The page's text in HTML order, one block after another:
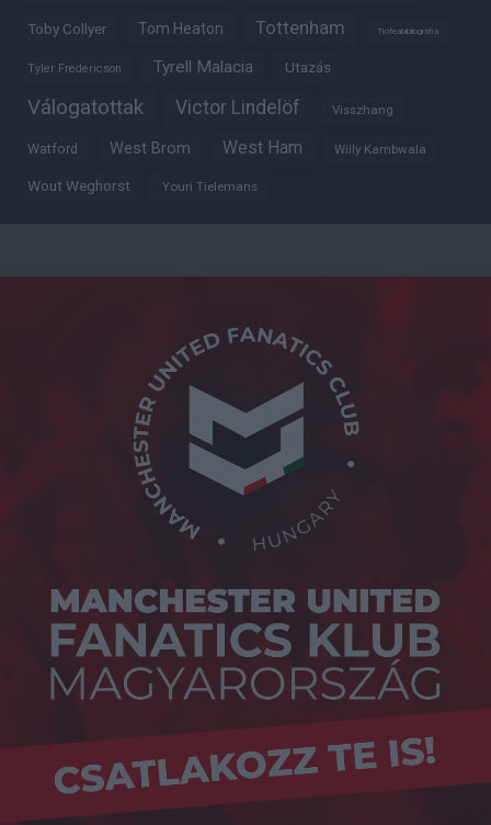
Toby Collyer Tom Heaton Tottenham Trófeabibliográfia
Tyler Fredericson Tyrell Malacia Utazás
Válogatottak Victor Lindelöf Visszhang
Watford West Brom West Ham Willy Kambwala
Wout Weghorst Youri Tielemans